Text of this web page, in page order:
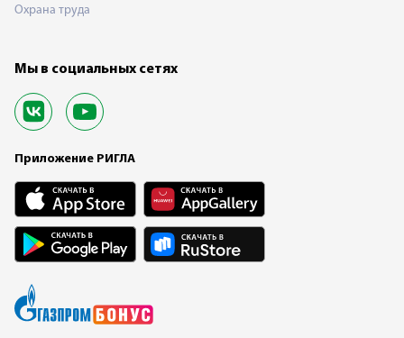
Охрана труда
Мы в социальных сетях
Приложение РИГЛА